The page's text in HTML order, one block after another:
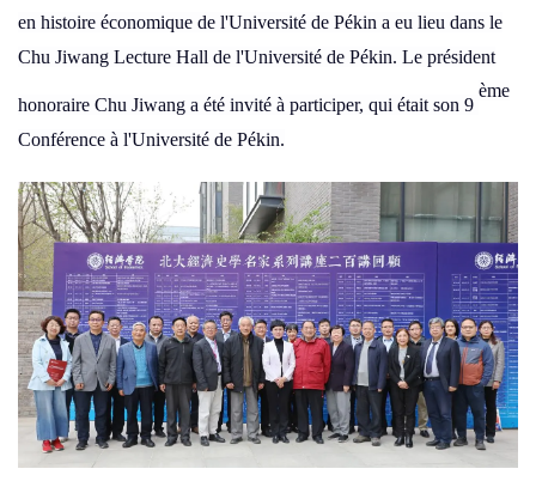
en histoire économique de l'Université de Pékin a eu lieu dans le
Chu Jiwang Lecture Hall de l'Université de Pékin. Le président
honoraire Chu Jiwang a été invité à participer, qui était son 9
ème
Conférence à l'Université de Pékin.